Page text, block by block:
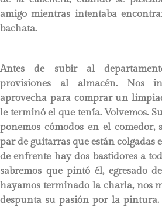
amigo mientras intentaba
bachata.
Antes de subir al
provisiones al almacén. Nos
aprovecha para comprar un
le terminó el que tenía. Volvemos.
ponemos cómodos en el comedor,
par de guitarras que están colgadas
de enfrente hay dos bastidores a
sabremos que pintó él, egresado
hayamos terminado la charla, nos
despunta su pasión por la pintura.